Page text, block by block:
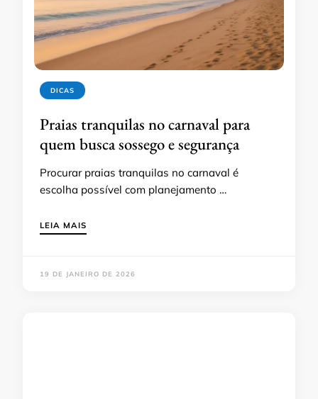
DICAS
Praias tranquilas no carnaval para
quem busca sossego e segurança
Procurar praias tranquilas no carnaval é
escolha possível com planejamento …
LEIA MAIS
19 DE JANEIRO DE 2026